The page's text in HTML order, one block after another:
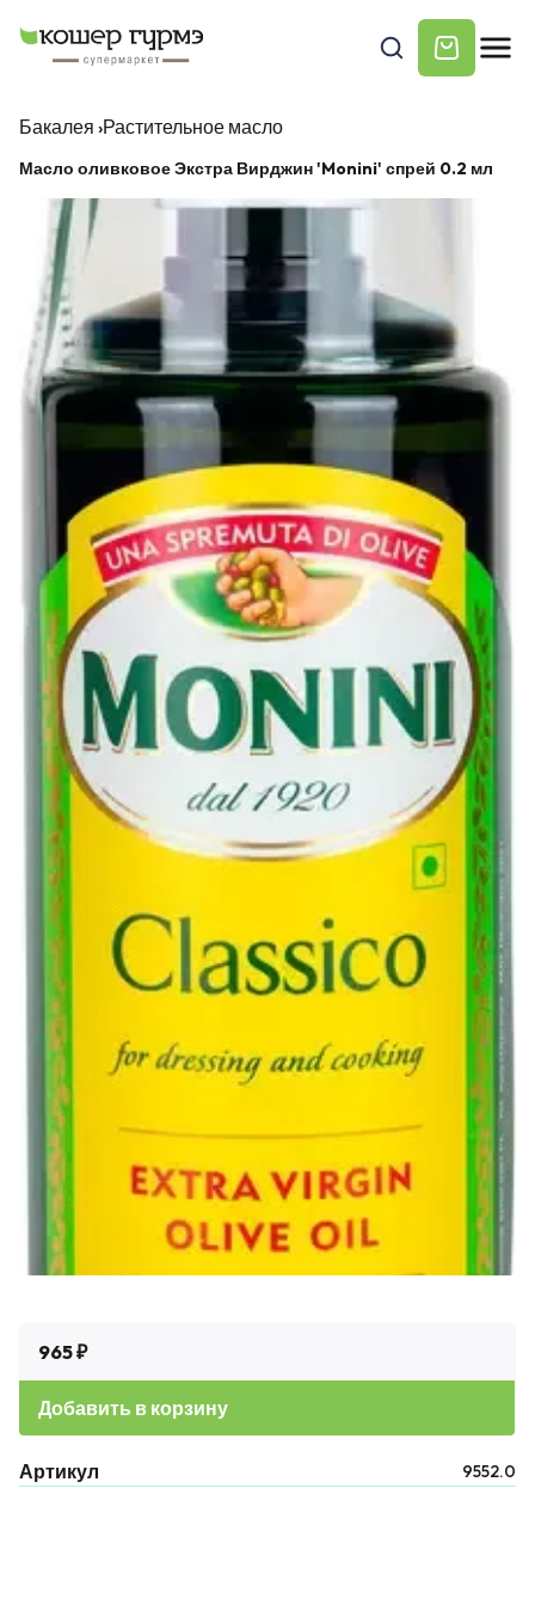
Бакалея ›Растительное масло
Масло оливковое Экстра Вирджин 'Monini' спрей 0.2 мл
965 ₽
Добавить в корзину
Артикул 9552.0